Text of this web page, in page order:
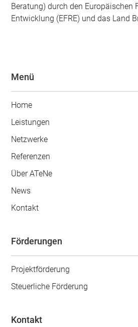
Beratung) durch den Europäischen
Entwicklung (EFRE) und das Land
Menü
Home
Leistungen
Netzwerke
Referenzen
Über ATeNe
News
Kontakt
Förderungen
Projektförderung
Steuerliche Förderung
Kontakt